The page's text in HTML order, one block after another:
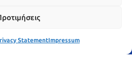
StatementImpressum